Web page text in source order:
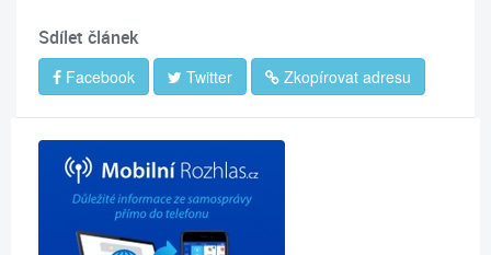
Sdílet článek
Facebook Twitter Zkopírovat adresu